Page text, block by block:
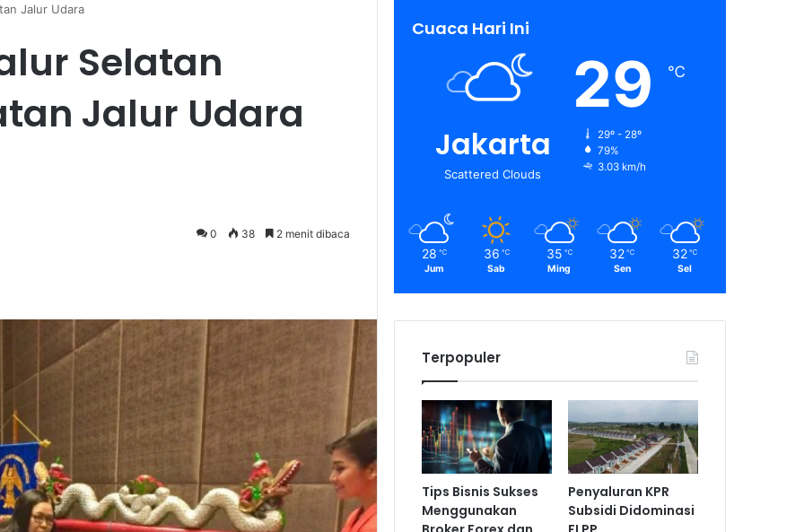
Jalur Udara
Selatan
Jalur Udara
0 38 2 menit dibaca
Cuaca Hari Ini
Jakarta
Scattered Clouds
29 ℃
29º - 28º
79%
3.03 km/h
28 ℃
Jum
36 ℃
Sab
35 ℃
Ming
32 ℃
Sen
32 ℃
Sel
Terpopuler
Tips Bisnis Sukses
Menggunakan
Penyaluran KPR
Subsidi Didominasi